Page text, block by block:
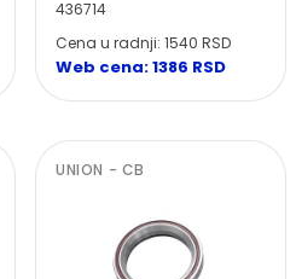
436714
Cena u radnji: 1540 RSD
Web cena: 1386 RSD
UNION - CB